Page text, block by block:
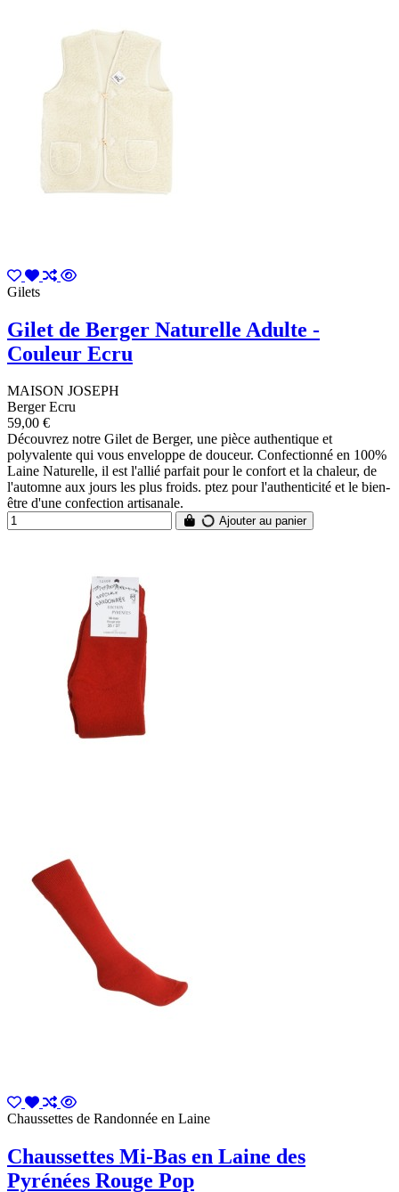
Gilets
Gilet de Berger Naturelle Adulte -
Couleur Ecru
MAISON JOSEPH
Berger Ecru
59,00 €
Découvrez notre Gilet de Berger, une pièce authentique et
polyvalente qui vous enveloppe de douceur. Confectionné en 100%
Laine Naturelle, il est l'allié parfait pour le confort et la chaleur, de
l'automne aux jours les plus froids. ptez pour l'authenticité et le bien-
être d'une confection artisanale.
Ajouter au panier
Chaussettes de Randonnée en Laine
Chaussettes Mi-Bas en Laine des
Pyrénées Rouge Pop